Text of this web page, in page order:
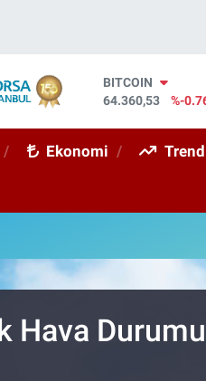
BITCOIN
64.360,53
%-
EURO
BİST100
Ekonomi Trend
Hava